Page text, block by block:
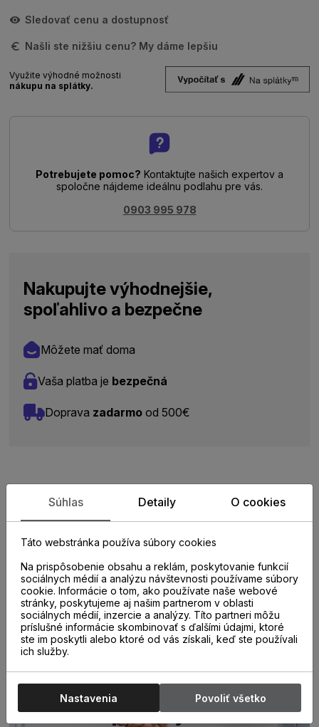
Sledovať cenu a dostupnosť
Našli ste nižšiu cenu? My dáme lepšiu
Využite výhodné možnosti
nákupu na splátky.
Potrebujete pomoc? Kontaktujte našich expertov a
spoločne nájdeme ideálnu podlahu pre vás.
0903 995 978
Nakupujte výhodnejšie,
spoľahlivo a bezpečne
Môžete mať doma
Vaša platba je bezpečná
Doprava zadarmo od 500€
Zistite viac o vlastnostiach
produktu
Poraďte sa s
odborníkom u nás na
predajni.
Súhlas Detaily O cookies
Táto webstránka používa súbory cookies
Na prispôsobenie obsahu a reklám, poskytovanie funkcií
sociálnych médií a analýzu návštevnosti používame súbory
cookie. Informácie o tom, ako používate naše webové
stránky, poskytujeme aj našim partnerom v oblasti
sociálnych médií, inzercie a analýzy. Títo partneri môžu
príslušné informácie skombinovať s ďalšími údajmi, ktoré
ste im poskytli alebo ktoré od vás získali, keď ste používali
ich služby.
Nastavenia Povoliť všetko